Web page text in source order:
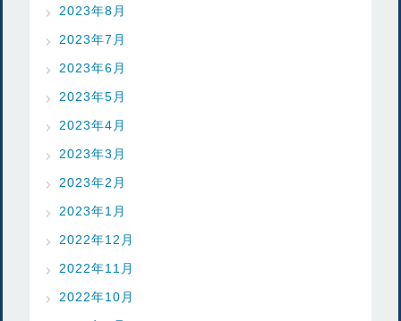
2023年8月
2023年7月
2023年6月
2023年5月
2023年4月
2023年3月
2023年2月
2023年1月
2022年12月
2022年11月
2022年10月